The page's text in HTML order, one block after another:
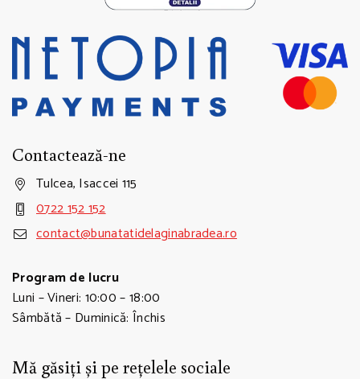
Contactează-ne
Tulcea, Isaccei 115
0722 152 152
contact@bunatatidelaginabradea.ro
Program de lucru
Luni – Vineri: 10:00 – 18:00
Sâmbătă – Duminică: Închis
Mă găsiți și pe rețelele sociale